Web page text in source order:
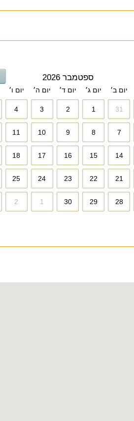
ספטמבר 2026
יום ב׳ יום ג׳ יום ד׳ יום ה׳ יום ו׳
31
1
2
3
4
7
8
9
10
11
14
15
16
17
18
21
22
23
24
25
28
29
30
1
2